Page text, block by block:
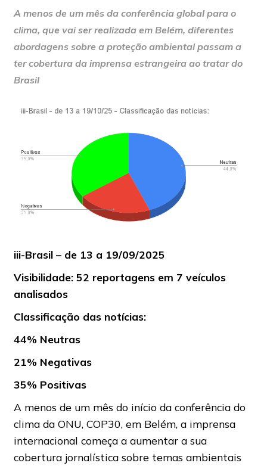
A menos de um mês da conferência global para o
clima, que vai ser realizada em Belém, diferentes
abordagens sobre a proteção ambiental passam a
ter cobertura da imprensa estrangeira ao tratar do
Brasil
iii-Brasil – de 13 a 19/09/2025
Visibilidade: 52 reportagens em 7 veículos
analisados
Classificação das notícias:
44% Neutras
21% Negativas
35% Positivas
A menos de um mês do início da conferência do
clima da ONU, COP30, em Belém, a imprensa
internacional começa a aumentar a sua
cobertura jornalística sobre temas ambientais